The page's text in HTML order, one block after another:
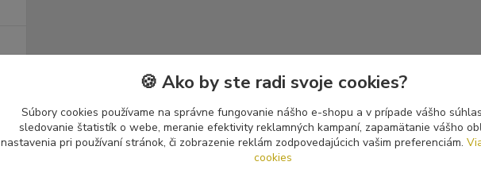
🍪 Ako by ste radi svoje cookies?
Súbory cookies používame na správne fungovanie nášho e-shopu a v prípade vášho
sledovanie štatistík o webe, meranie efektivity reklamných kampaní, zapamätanie vášho
nastavenia pri používaní stránok, či zobrazenie reklám zodpovedajúcich vašim preferenciám.
cookies